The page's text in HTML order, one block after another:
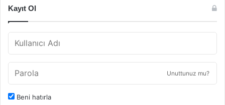
Kayıt Ol
Unuttunuz mu?
Beni hatırla